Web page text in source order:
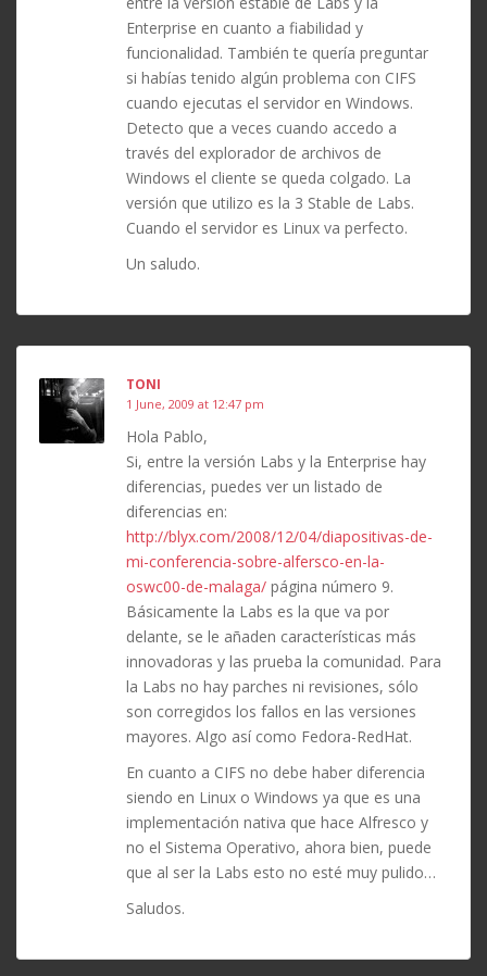
Enterprise en cuanto a fiabilidad y
funcionalidad. También te quería preguntar
si habías tenido algún problema con CIFS
cuando ejecutas el servidor en Windows.
Detecto que a veces cuando accedo a
través del explorador de archivos de
Windows el cliente se queda colgado. La
versión que utilizo es la 3 Stable de Labs.
Cuando el servidor es Linux va perfecto.
Un saludo.
TONI
1 June, 2009 at 12:47 pm
Hola Pablo,
Si, entre la versión Labs y la Enterprise hay
diferencias, puedes ver un listado de
diferencias en:
http://blyx.com/2008/12/04/diapositivas-de-
mi-conferencia-sobre-alfersco-en-la-
oswc00-de-malaga/ página número 9.
Básicamente la Labs es la que va por
delante, se le añaden características más
innovadoras y las prueba la comunidad. Para
la Labs no hay parches ni revisiones, sólo
son corregidos los fallos en las versiones
mayores. Algo así como Fedora-RedHat.
En cuanto a CIFS no debe haber diferencia
siendo en Linux o Windows ya que es una
implementación nativa que hace Alfresco y
no el Sistema Operativo, ahora bien, puede
que al ser la Labs esto no esté muy pulido…
Saludos.